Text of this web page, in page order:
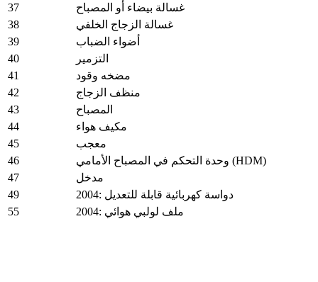
37
غسالة بيضاء أو المصباح
38
غسالة الزجاج الخلفي
39
أضواء الضباب
40
التزمير
41
مضخه وقود
42
منظف ​​الزجاج
43
المصباح
44
مكيف هواء
45
معجب
46
وحدة التحكم في المصباح الأمامي (HDM)
47
مدخل
49
2004: دواسة كهربائية قابلة للتعديل
55
2004: ملف لولبي هوائي